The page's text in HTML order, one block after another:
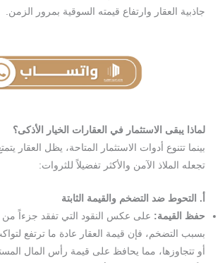
جاذبية العقار وارتفاع قيمته السوقية بمرور الزمن.
لماذا يبقى الاستثمار في العقارات الخيار الأذكى؟
بينما تتنوع أدوات الاستثمار المتاحة، يظل العقار
تجعله الملاذ الآمن والأكثر تفضيلاً للثروات:
أ. التحوط ضد التضخم والقيمة الثابتة
حفظ القيمة: على عكس النقود التي تفقد جزءاً من
بسبب التضخم، فإن قيمة العقار عادة ما ترتفع
أو تتجاوزها، مما يحافظ على قيمة رأس المال